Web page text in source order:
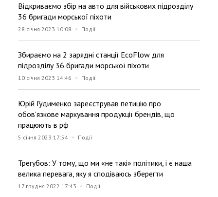
Відкриваємо збір на авто для військових підрозділу
36 бригади морської піхоти
28 січня 2023 10:08 Події
Збираємо на 2 зарядні станції EcoFlow для
підрозділу 36 бригади морської піхоти
10 січня 2023 14:46 Події
Юрій Гудименко зареєстрував петицію про
обов'язкове маркування продукції брендів, що
працюють в рф
5 січня 2023 17:54 Події
Трегубов: У тому, що ми «не такі» політики, і є наша
велика перевага, яку я сподіваюсь зберегти
17 грудня 2022 17:43 Події